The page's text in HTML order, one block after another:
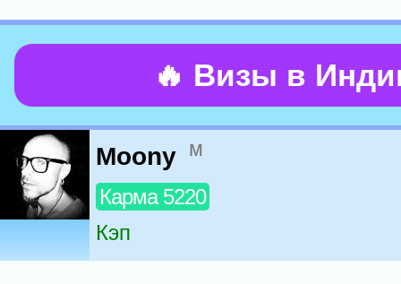
🔥 Визы в
Moony м
Карма 5220
Кэп